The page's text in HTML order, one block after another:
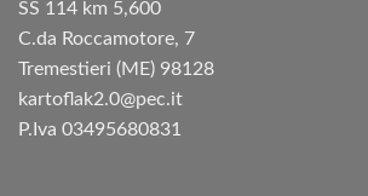
SS 114 km 5,600
C.da Roccamotore, 7
Tremestieri (ME) 98128
kartoflak2.0@pec.it
P.Iva 03495680831